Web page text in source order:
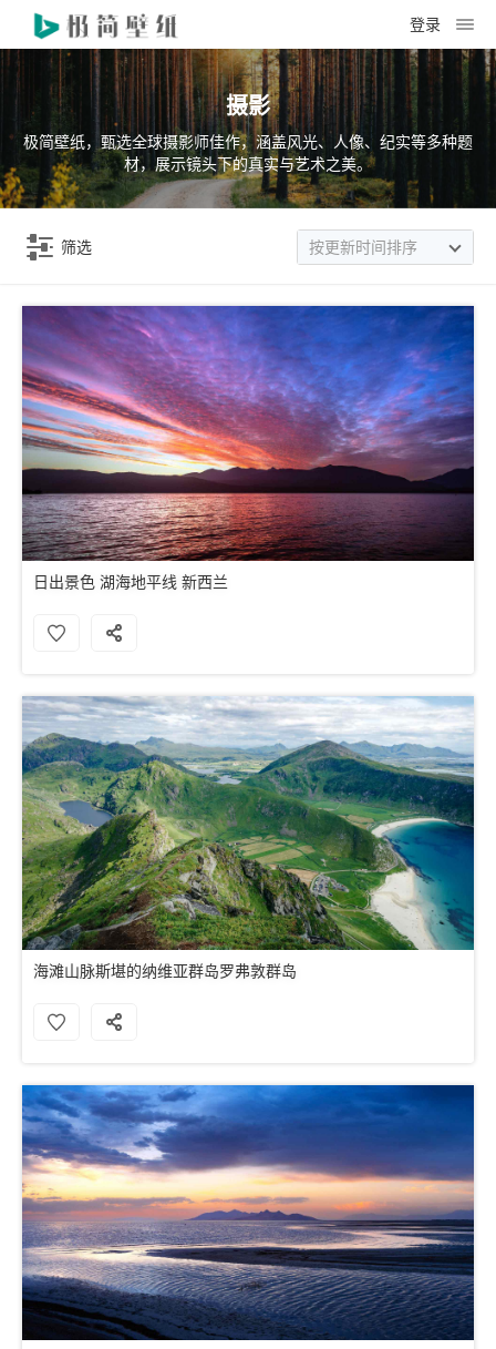
登录
摄影
极简壁纸，甄选全球摄影师佳作，涵盖风光、人像、纪实等多种题
材，展示镜头下的真实与艺术之美。
筛选 按更新时间排序
日出景色 湖海地平线 新西兰
海滩山脉斯堪的纳维亚群岛罗弗敦群岛